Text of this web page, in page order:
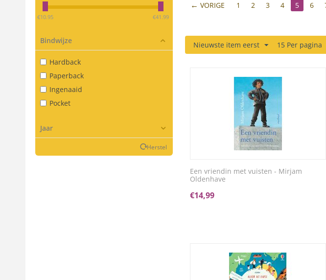
‎€10.95 ‎€41.99
Bindwijze
Hardback
Paperback
Ingenaaid
Pocket
Jaar
Herstel
VORIGE 1 2 3 4 5 6
Nieuwste item eerst 15 Per pagina
Een vriendin met vuisten - Mirjam
Oldenhave
€14,99